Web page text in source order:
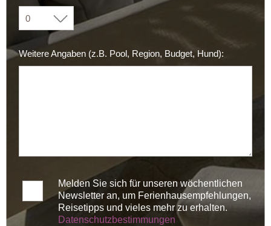
Weitere Angaben (z.B. Pool, Region, Budget, Hund):
Melden Sie sich für unseren wöchentlichen
Newsletter an, um Ferienhausempfehlungen,
Reisetipps und vieles mehr zu erhalten.
Datenschutzbestimmungen